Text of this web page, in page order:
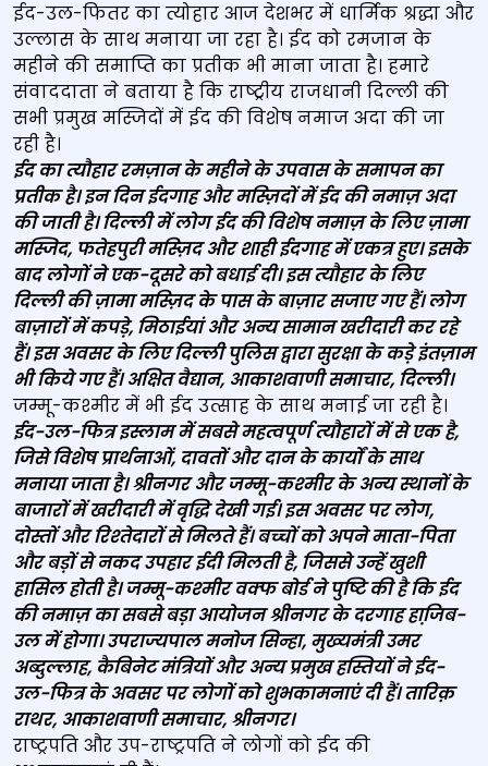
ईद-उल-फितर का त्योहार आज देशभर में धार्मिक श्रद्धा और
उल्लास के साथ मनाया जा रहा है। ईद को रमजान के
महीने की समाप्ति का प्रतीक भी माना जाता है। हमारे
संवाददाता ने बताया है कि राष्‍ट्रीय राजधानी दिल्ली की
सभी प्रमुख मस्जिदों में ईद की विशेष नमाज अदा की जा
रही है।
ईद का त्‍यौहार रमज़ान के महीने के उपवास के समापन का
प्रतीक है। इन दिन ईदगाह और मस्ज़‍िदों में ईद की नमाज़ अदा
की जाती है। दिल्‍ली में लोग ईद की विशेष नमाज़ के लिए ज़ामा
मस्जिद, फतेहपुरी मस्ज़िद और शाही ईदगाह में एकत्र हुए। इसके
बाद लोगों ने एक-दूसरे को बधाई दी। इस त्‍यौहार के लिए
दिल्‍ली की ज़ामा मस्ज़िद के पास के बाज़ार सजाए गए हैं। लोग
बाज़ारों में कपड़े, मिठाईयां और अन्‍य सामान खरीदारी कर रहे
हैं। इस अवसर के लिए दिल्‍ली पुलिस द्वारा सुरक्षा के कड़े इंतज़ाम
भी किये गए हैं। अक्षि‍त वैद्यान, आकाशवाणी समाचार, दिल्‍ली।
जम्मू-कश्मीर में भी ईद उत्साह के साथ मनाई जा रही है।
ईद-उल-फित्र इस्‍लाम में सबसे महत्‍वपूर्ण त्‍यौहारों में से एक है,
जिसे विशेष प्रार्थनाओं, दावतों और दान के कार्यों के साथ
मनाया जाता है। श्रीनगर और जम्‍मू-कश्‍मीर के अन्‍य स्‍थानों के
बाजारों में खरीदारी में वृद्धि देखी गई। इस अवसर पर लोग,
दोस्‍तों और रिश्‍तेदारों से मिलते हैं। बच्‍चों को अपने माता-पिता
और बड़ों से नकद उपहार ईदी मिलती है, जिससे उन्‍हें खुशी
हासिल होती है। जम्‍मू-कश्‍मीर वक्‍फ बोर्ड ने पुष्टि की है कि ईद
की नमाज़ का सबसे बड़ा आयोजन श्रीनगर के दरगाह हाजि़ब-
उल में होगा। उपराज्‍यपाल मनोज सिन्‍हा, मुख्‍यमंत्री उमर
अब्‍दुल्‍लाह, कैबिनेट मंत्रियों और अन्‍य प्रमुख हस्तियों ने ईद-
उल-फित्र के अवसर पर लोगों को शुभकामनाएं दी हैं। तारिक़
राथर, आकाशवाणी समाचार, श्रीनगर।
राष्ट्रपति और उप-राष्ट्रपति ने लोगों को ईद की